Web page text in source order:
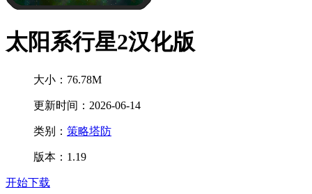
太阳系行星2汉化版
大小：76.78M
更新时间：2026-06-14
类别： 策略塔防
版本：1.19
开始下载